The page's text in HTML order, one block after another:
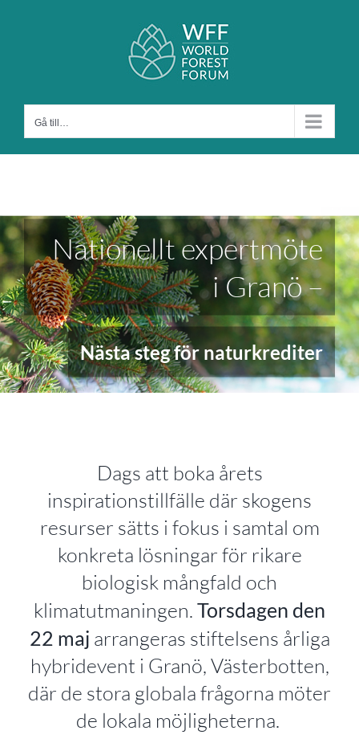
Gå till…
Nationellt expertmöte
i Granö –
Nästa steg för naturkrediter
Dags att boka årets
inspirationstillfälle där skogens
resurser sätts i fokus i samtal om
konkreta lösningar för rikare
biologisk mångfald och
klimatutmaningen. Torsdagen den
22 maj arrangeras stiftelsens årliga
hybridevent i Granö, Västerbotten,
där de stora globala frågorna möter
de lokala möjligheterna.